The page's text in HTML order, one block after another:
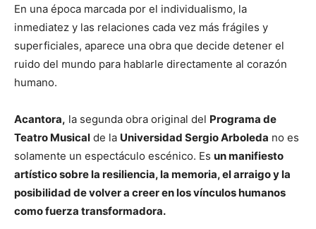
En una época marcada por el individualismo, la
inmediatez y las relaciones cada vez más frágiles y
superficiales, aparece una obra que decide detener el
ruido del mundo para hablarle directamente al corazón
humano.
Acantora, la segunda obra original del Programa de
Teatro Musical de la Universidad Sergio Arboleda no es
solamente un espectáculo escénico. Es un manifiesto
artístico sobre la resiliencia, la memoria, el arraigo y la
posibilidad de volver a creer en los vínculos humanos
como fuerza transformadora.